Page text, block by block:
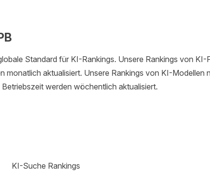
Standard für KI-Rankings. Unsere Rankings von KI-
monatlich aktualisiert. Unsere Rankings von KI-Modellen
werden wöchentlich aktualisiert.
KI-Suche Rankings